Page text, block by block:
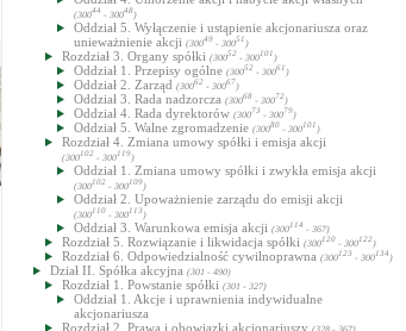
(30044 - 30048)
Oddział 5. Wyłączenie i ustąpienie akcjonariusza oraz
unieważnienie akcji (30049 - 30051 )
Rozdział 3. Organy spółki (30052 - 300101 )
Oddział 1. Przepisy ogólne (30052 - 30061 )
Oddział 2. Zarząd (30062 - 30067)
Oddział 3. Rada nadzorcza (30068 - 30072)
Oddział 4. Rada dyrektorów (30073 - 30079)
Oddział 5. Walne zgromadzenie (30080 - 300101 )
Rozdział 4. Zmiana umowy spółki i emisja akcji
(300102 - 300119)
Oddział 1. Zmiana umowy spółki i zwykła emisja akcji
(300102 - 300109)
Oddział 2. Upoważnienie zarządu do emisji akcji
(300110 - 300113)
Oddział 3. Warunkowa emisja akcji (300114 - 367)
Rozdział 5. Rozwiązanie i likwidacja spółki (300120 - 300122)
Rozdział 6. Odpowiedzialność cywilnoprawna (300123 - 300134 )
Dział II. Spółka akcyjna (301 - 490)
Rozdział 1. Powstanie spółki (301 - 327)
Oddział 1. Akcje i uprawnienia indywidualne
akcjonariusza
Rozdział 2. Prawa i obowiązki akcjonariuszy